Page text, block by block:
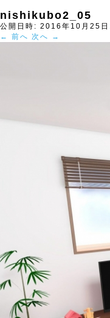
nishikubo2_05
公開日時: 2016年10月25日
← 前へ 次へ →